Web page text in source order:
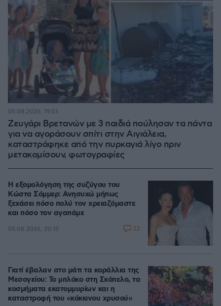
Ζευγάρι Βρετανών με 3 παιδιά πούλησαν τα πάντα
για να αγοράσουν σπίτι στην Αιγιάλεια,
καταστράφηκε από την πυρκαγιά λίγο πριν
μετακομίσουν, φωτογραφίες
05.08.2026, 19:53
Η εξομολόγηση της συζύγου του
Κώστα Σόμμερ: Ανησυχώ μήπως
ξεχάσει πόσο πολύ τον χρειαζόμαστε
και πόσο τον αγαπάμε
05.08.2026, 20:15 22
Γιατί έβαλαν στο μάτι τα κοράλλια της
Μεσογείου: Το μπλόκο στη Σκόπελο, τα
κοσμήματα εκατομμυρίων και η
καταστροφή του «κόκκινου χρυσού»